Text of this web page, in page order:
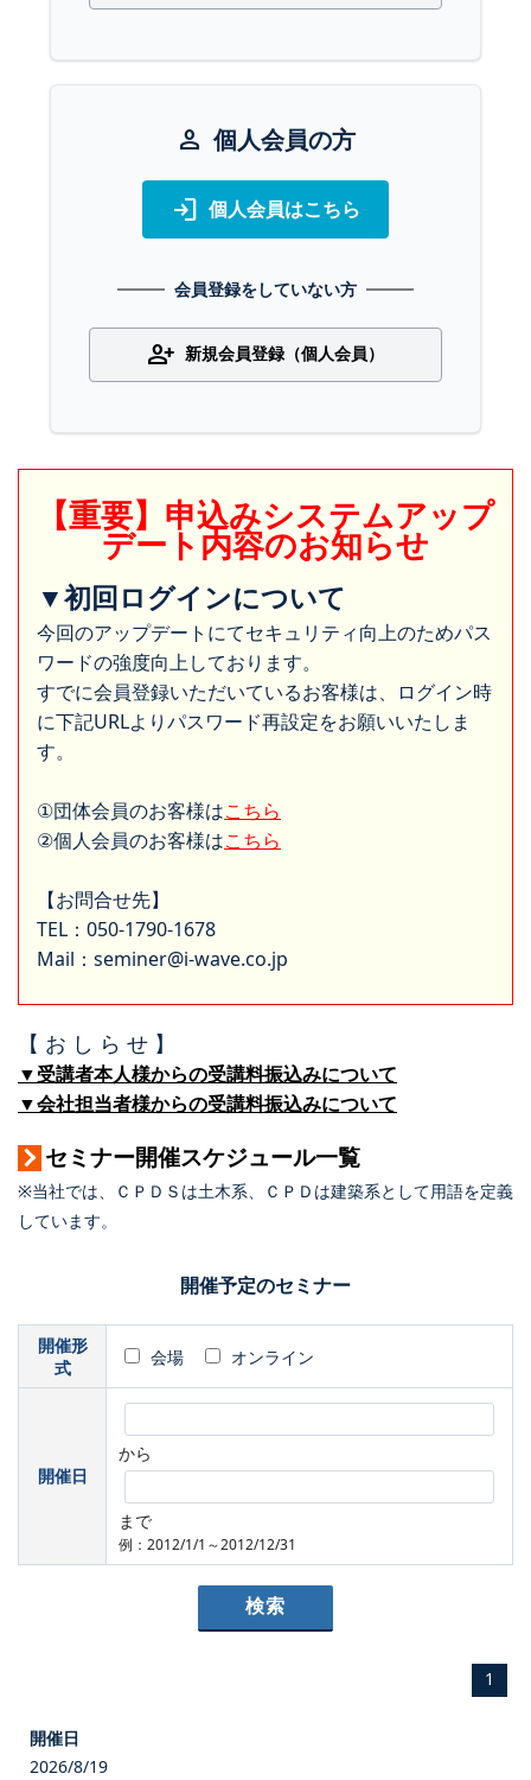
person 個人会員の方
login 個人会員はこちら
会員登録をしていない方
person_add 新規会員登録（個人会員）
【重要】申込みシステムアップ
デート内容のお知らせ
▼初回ログインについて
今回のアップデートにてセキュリティ向上のためパス
ワードの強度向上しております。
すでに会員登録いただいているお客様は、ログイン時
に下記URLよりパスワード再設定をお願いいたしま
す。
①団体会員のお客様はこちら
②個人会員のお客様はこちら
【お問合せ先】
TEL：050-1790-1678
Mail：seminer@i-wave.co.jp
【 お し ら せ 】
▼受講者本人様からの受講料振込みについて
▼会社担当者様からの受講料振込みについて
セミナー開催スケジュール一覧
※当社では、ＣＰＤＳは土木系、ＣＰＤは建築系として用語を定義
しています。
開催予定のセミナー
開催形
式
会場 オンライン
開催日
から
まで
例：2012/1/1～2012/12/31
1
2026/8/19